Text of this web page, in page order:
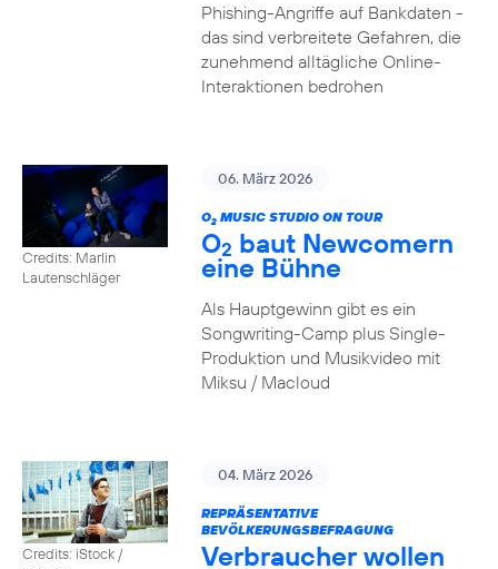
Phishing-Angriffe auf Bankdaten -
das sind verbreitete Gefahren, die
zunehmend alltägliche Online-
Interaktionen bedrohen
Credits: Marlin
Lautenschläger
06. März 2026
O2MUSIC STUDIO ON TOUR
O2 baut Newcomern
eine Bühne
Als Hauptgewinn gibt es ein
Songwriting-Camp plus Single-
Produktion und Musikvideo mit
Miksu / Macloud
Credits: iStock /
04. März 2026
REPRÄSENTATIVE
BEVÖLKERUNGSBEFRAGUNG
Verbraucher wollen